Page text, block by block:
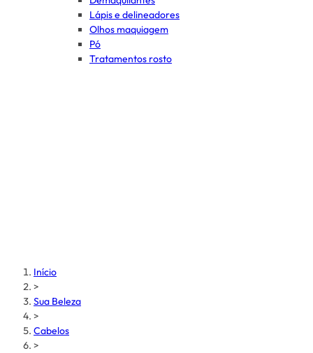
Lápis e delineadores
Olhos maquiagem
Pó
Tratamentos rosto
Início
>
Sua Beleza
>
Cabelos
>